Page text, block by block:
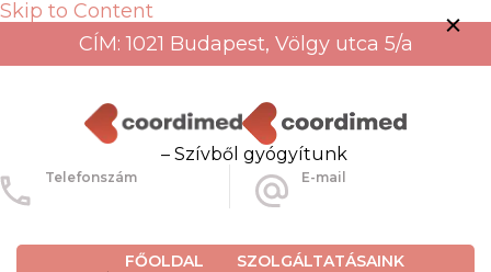
Skip to Content
CÍM: 1021 Budapest, Völgy utca 5/a
– Szívből gyógyítunk
Telefonszám E-mail
FŐOLDAL
SZOLGÁLTATÁSAINK